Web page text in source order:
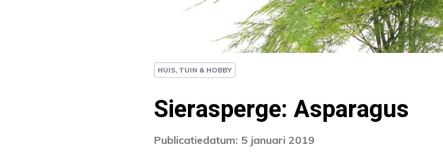
HUIS, TUIN & HOBBY
Sierasperge: Asparagus
Publicatiedatum: 5 januari 2019